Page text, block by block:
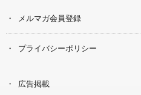
メルマガ会員登録
プライバシーポリシー
広告掲載